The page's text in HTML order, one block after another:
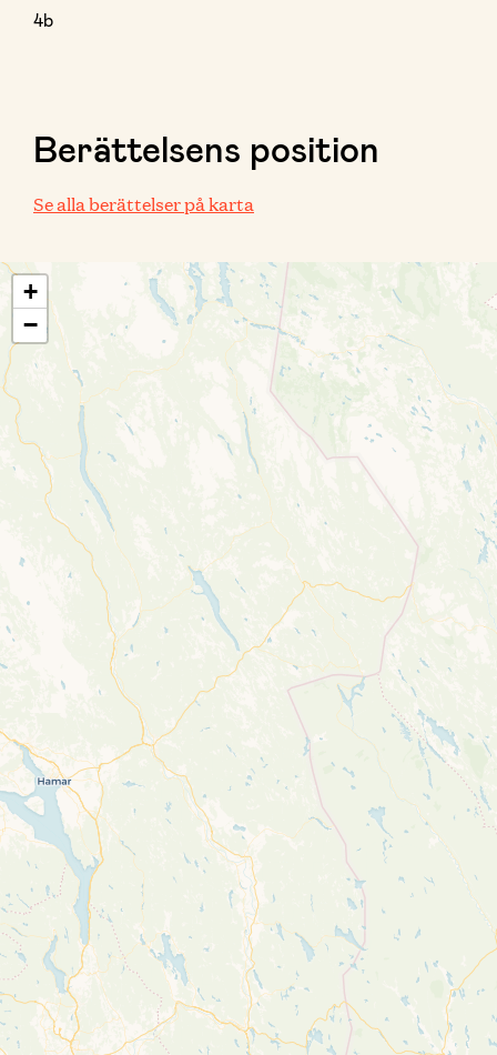
4b
Berättelsens position
Se alla berättelser på karta
+
−